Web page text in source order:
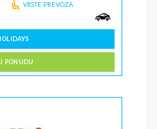
VRSTE PREVOZA
PONUDU